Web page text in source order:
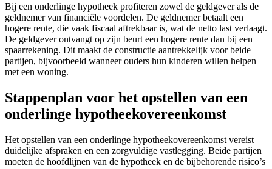
Bij een onderlinge hypotheek profiteren zowel de geldgever als de
geldnemer van financiële voordelen. De geldnemer betaalt een
hogere rente, die vaak fiscaal aftrekbaar is, wat de netto last verlaagt.
De geldgever ontvangt op zijn beurt een hogere rente dan bij een
spaarrekening. Dit maakt de constructie aantrekkelijk voor beide
partijen, bijvoorbeeld wanneer ouders hun kinderen willen helpen
met een woning.
Stappenplan voor het opstellen van een
onderlinge hypotheekovereenkomst
Het opstellen van een onderlinge hypotheekovereenkomst vereist
duidelijke afspraken en een zorgvuldige vastlegging. Beide partijen
moeten de hoofdlijnen van de hypotheek en de bijbehorende risico’s